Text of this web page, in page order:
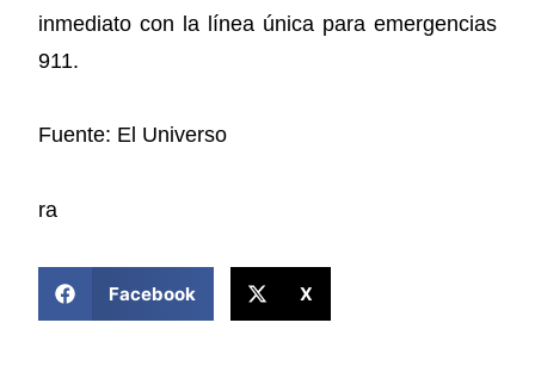
inmediato con la línea única para emergencias
911.
Fuente: El Universo
ra
Facebook X